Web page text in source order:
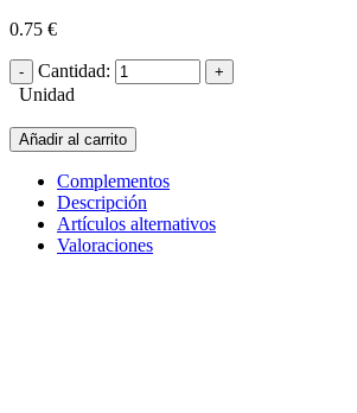
0.75 €
Cantidad:
Unidad
Añadir al carrito
Complementos
Descripción
Artículos alternativos
Valoraciones